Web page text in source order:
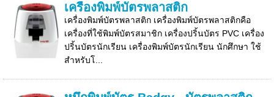
เครื่องพิมพ์บัตรพลาสติก
เครื่องพิมพ์บัตรพลาสติก เครื่องพิมพ์บัตรพลาสติกคือ
เครื่องที่ใช้พิมพ์บัตรสมาชิก เครื่องปริ้นบัตร PVC เครื่อง
ปริ้นบัตรนักเรียน เครื่องพิมพ์บัตรนักเรียน นักศึกษา ใช้
สำหรับโ...